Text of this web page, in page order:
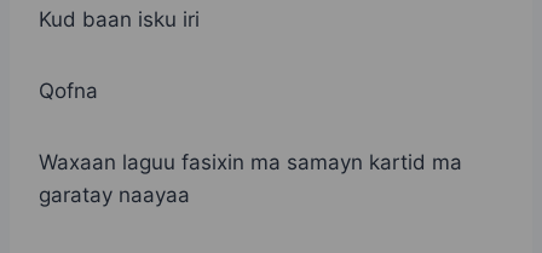
Kud baan isku iri
Qofna
Waxaan laguu fasixin ma samayn kartid ma
garatay naayaa